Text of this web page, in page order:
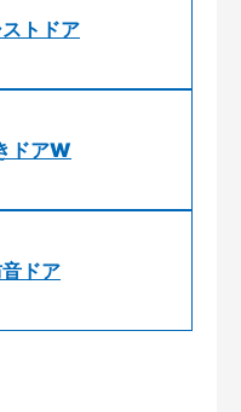
トドア
ドアW
ドア